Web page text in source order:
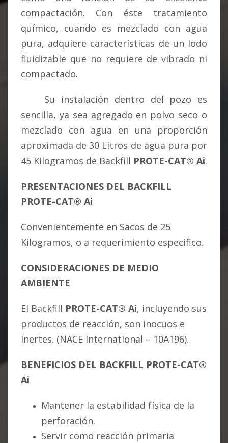
compactación. Con éste tratamiento
químico, cuando es mezclado con agua
pura, adquiere características de un lodo
fluidizable que no requiere de vibrado ni
compactado.
Su instalación dentro del pozo es
sencilla, ya sea agregado en polvo seco o
mezclado con agua en una proporción
aproximada de 30 Litros de agua pura por
45 Kilogramos de Backfill PROTE-CAT® Ai.
PRESENTACIONES DEL BACKFILL
PROTE-CAT® Ai
Convenientemente en Sacos de 25
Kilogramos, o a requerimiento especifico.
CONSIDERACIONES DE MEDIO
AMBIENTE
El Backfill PROTE-CAT® Ai, incluyendo sus
productos de reacción, son inocuos e
inertes. (NACE International – 10A196).
BENEFICIOS DEL BACKFILL PROTE-CAT®
Ai
Mantener la estabilidad física de la
perforación.
Servir como reacción primaria
*
archivo
CAT®
Lewis
Jr.,
Deep